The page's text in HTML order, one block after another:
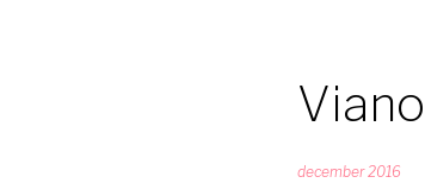
december 2016